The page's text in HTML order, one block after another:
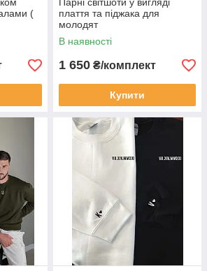
(
плаття та піджака для
молодят
В наявності
1 650 ₴/комплект
Купити